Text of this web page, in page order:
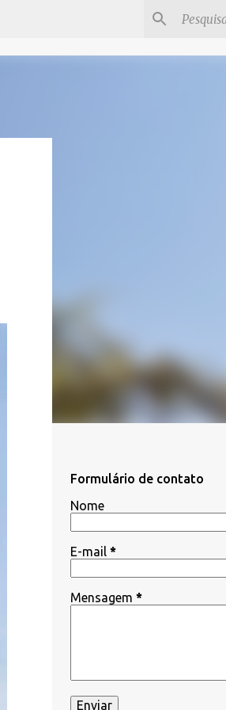
Formulário de contato
Nome
E-mail *
Mensagem *